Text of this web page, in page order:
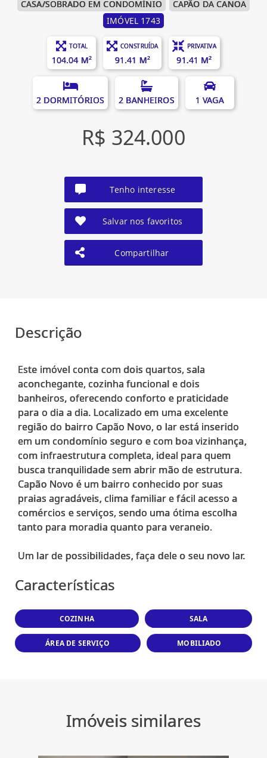
CASA/SOBRADO EM CONDOMÍNIO
CAPÃO DA CANOA
IMÓVEL 1743
TOTAL
104.04 M²
CONSTRUÍDA
91.41 M²
PRIVATIVA
91.41 M²
2 DORMITÓRIOS 2 BANHEIROS 1 VAGA
R$ 324.000
Tenho interesse
Salvar nos favoritos
Compartilhar
Descrição
Este imóvel conta com dois quartos, sala
aconchegante, cozinha funcional e dois
banheiros, oferecendo conforto e praticidade
para o dia a dia. Localizado em uma excelente
região do bairro Capão Novo, o lar está inserido
em um condomínio seguro e com boa vizinhança,
com infraestrutura completa, ideal para quem
busca tranquilidade sem abrir mão de estrutura.
Capão Novo é um bairro conhecido por suas
praias agradáveis, clima familiar e fácil acesso a
comércios e serviços, sendo uma ótima escolha
tanto para moradia quanto para veraneio.
Características
COZINHA SALA
ÁREA DE SERVIÇO MOBILIADO
Imóveis similares